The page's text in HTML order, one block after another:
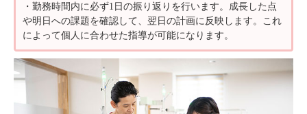
・勤務時間内に必ず1日の振り返りを行います。成長した点
や明日への課題を確認して、翌日の計画に反映します。これ
によって個人に合わせた指導が可能になります。